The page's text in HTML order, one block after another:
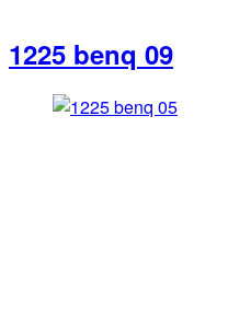
1225 benq 09